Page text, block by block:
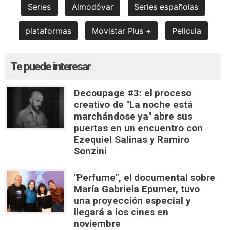
Series Almodóvar Series españolas
plataformas Movistar Plus + Pelicula
Te puede interesar
Decoupage #3: el proceso
creativo de "La noche está
marchándose ya" abre sus
puertas en un encuentro con
Ezequiel Salinas y Ramiro
Sonzini
"Perfume", el documental sobre
María Gabriela Epumer, tuvo
una proyección especial y
llegará a los cines en
noviembre